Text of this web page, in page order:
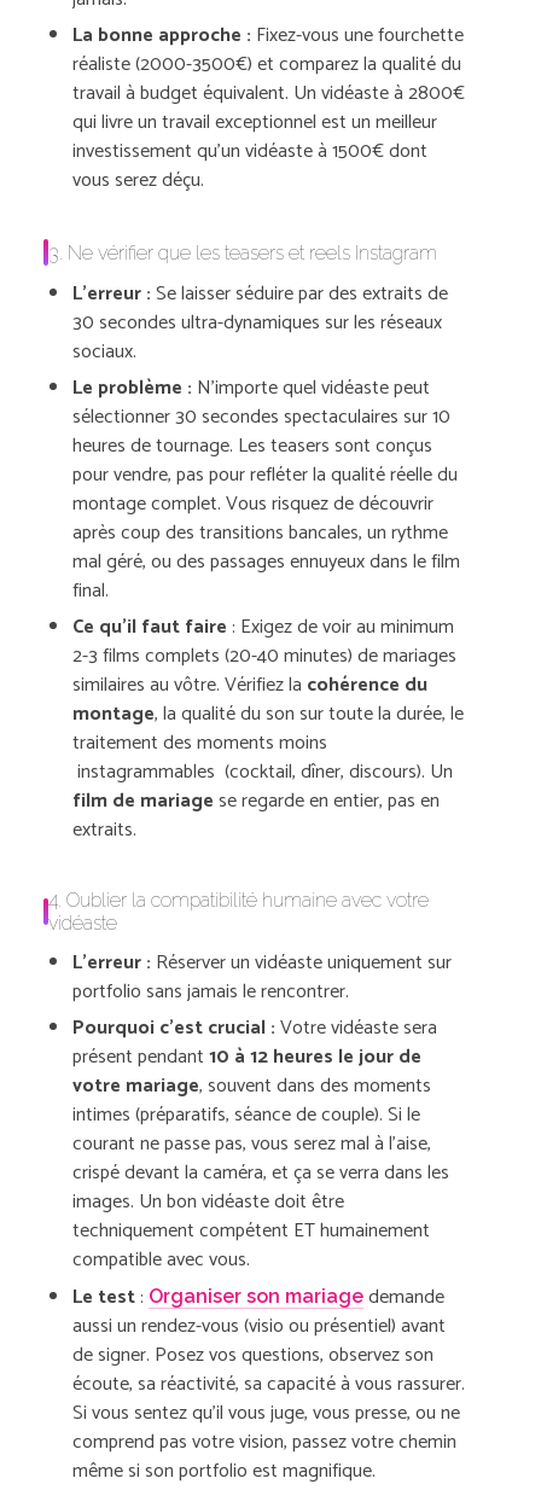
La bonne approche : Fixez-vous une fourchette
réaliste (2000-3500€) et comparez la qualité du
travail à budget équivalent. Un vidéaste à 2800€
qui livre un travail exceptionnel est un meilleur
investissement qu’un vidéaste à 1500€ dont
vous serez déçu.
3. Ne vérifier que les teasers et reels Instagram
L’erreur :Se laisser séduire par des extraits de
30 secondes ultra-dynamiques sur les réseaux
sociaux.
Le problème : N’importe quel vidéaste peut
sélectionner 30 secondes spectaculaires sur 10
heures de tournage. Les teasers sont conçus
pour vendre, pas pour refléter la qualité réelle du
montage complet. Vous risquez de découvrir
après coup des transitions bancales, un rythme
mal géré, ou des passages ennuyeux dans le film
final.
Ce qu’il faut faire : Exigez de voir au minimum
2-3 films complets (20-40 minutes) de mariages
similaires au vôtre. Vérifiez la cohérence du
montage, la qualité du son sur toute la durée, le
traitement des moments moins
instagrammables (cocktail, dîner, discours). Un
film de mariagese regarde en entier, pas en
extraits.
4. Oublier la compatibilité humaine avec votre
vidéaste
L’erreur : Réserver un vidéaste uniquement sur
portfolio sans jamais le rencontrer.
Pourquoi c’est crucial :Votre vidéaste sera
présent pendant10 à 12 heures le jour de
votre mariage, souvent dans des moments
intimes (préparatifs, séance de couple). Si le
courant ne passe pas, vous serez mal à l’aise,
crispé devant la caméra, et ça se verra dans les
images. Un bon vidéaste doit être
techniquement compétent ET humainement
compatible avec vous.
Le test: Organiser son mariage demande
aussi un rendez-vous (visio ou présentiel) avant
de signer. Posez vos questions, observez son
écoute, sa réactivité, sa capacité à vous rassurer.
Si vous sentez qu’il vous juge, vous presse, ou ne
comprend pas votre vision, passez votre chemin
même si son portfolio est magnifique.